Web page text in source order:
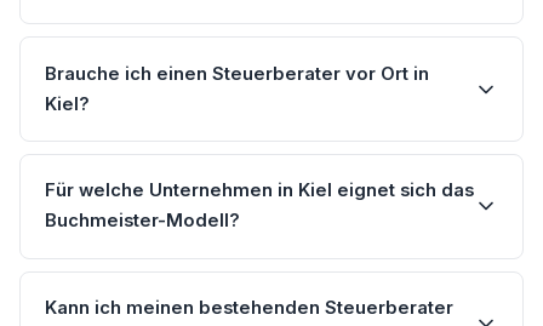
Brauche ich einen Steuerberater vor Ort in
Kiel?
Für welche Unternehmen in Kiel eignet sich das
Buchmeister-Modell?
Kann ich meinen bestehenden Steuerberater